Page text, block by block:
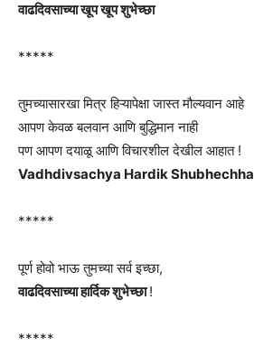
वाढदिवसाच्या खूप खूप शुभेच्छा
*****
तुमच्यासारखा मित्र हिऱ्यापेक्षा जास्त मौल्यवान आहे
आपण केवळ बलवान आणि बुद्धिमान नाही
पण आपण दयाळू आणि विचारशील देखील आहात !
Vadhdivsachya Hardik Shubhechha
*****
पूर्ण होवो भाऊ तुमच्या सर्व इच्छा,
वाढदिवसाच्या हार्दिक शुभेच्छा!
*****